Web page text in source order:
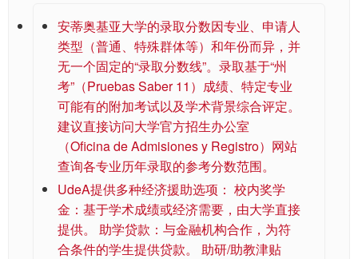
安蒂奥基亚大学的录取分数因专业、申请人
类型（普通、特殊群体等）和年份而异，并
无一个固定的“录取分数线”。录取基于“州
考”（Pruebas Saber 11）成绩、特定专业
可能有的附加考试以及学术背景综合评定。
建议直接访问大学官方招生办公室
（Oficina de Admisiones y Registro）网站
查询各专业历年录取的参考分数范围。
UdeA提供多种经济援助选项： 校内奖学
金：基于学术成绩或经济需要，由大学直接
提供。 助学贷款：与金融机构合作，为符
合条件的学生提供贷款。 助研/助教津贴